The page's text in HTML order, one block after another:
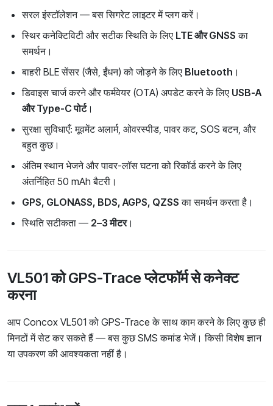
सरल इंस्टॉलेशन — बस सिगरेट लाइटर में प्लग करें।
स्थिर कनेक्टिविटी और सटीक स्थिति के लिए LTE और GNSS का
समर्थन।
बाहरी BLE सेंसर (जैसे, ईंधन) को जोड़ने के लिए Bluetooth ।
डिवाइस चार्ज करने और फर्मवेयर (OTA) अपडेट करने के लिए USB-A
और Type-C पोर्ट।
सुरक्षा सुविधाएँ: मूवमेंट अलार्म, ओवरस्पीड, पावर कट, SOS बटन, और
बहुत कुछ।
अंतिम स्थान भेजने और पावर-लॉस घटना को रिकॉर्ड करने के लिए
अंतर्निहित 50 mAh बैटरी।
GPS, GLONASS, BDS, AGPS, QZSS का समर्थन करता है।
स्थिति सटीकता — 2–3 मीटर।
VL501 को GPS-Trace प्लेटफॉर्म से कनेक्ट
करना
आप Concox VL501 को GPS-Trace के साथ काम करने के लिए कुछ ही
मिनटों में सेट कर सकते हैं — बस कुछ SMS कमांड भेजें। किसी विशेष ज्ञान
या उपकरण की आवश्यकता नहीं है।